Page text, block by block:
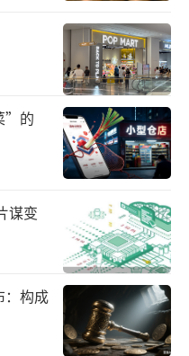
的中华老字号，曾经
省医药行业排名第
工业生产企业第15
利在深交所上市。
品为驴胶补血颗粒、
、广誉远、东阿阿
，九芝堂相关产品
市不到一年时间，
年时国资撤出，涌金
本运作的平台。
魏东自杀，九芝堂
”的
谋变
：构成